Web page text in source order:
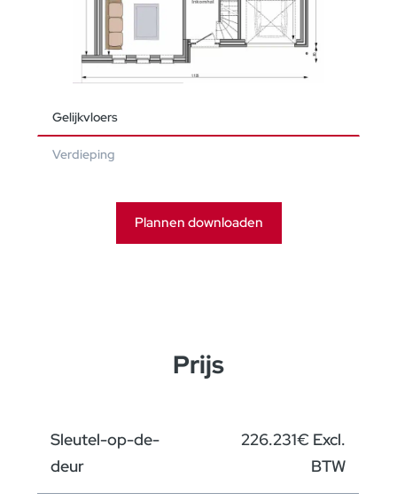
Gelijkvloers
Verdieping
Plannen downloaden
Prijs
Sleutel-op-de-
deur
226.231€ Excl.
BTW